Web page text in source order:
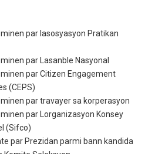
par lasosyasyon Pratikan
par Lasanble Nasyonal
par Citizen Engagement
(CEPS)
par travayer sa korperasyon
par Lorganizasyon Konsey
(Sifco)
par Prezidan parmi bann kandida